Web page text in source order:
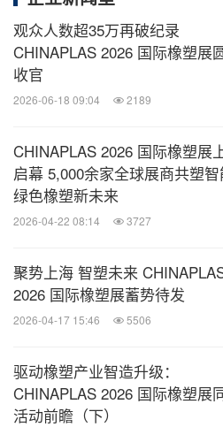
“CHINAPLAS 2024 国际
观众人数超35万再破纪录
CHINAPLAS 2026 国际橡塑展
收官
2026-06-18 09:04 2189
CHINAPLAS 2026 国际橡塑展
启幕 5,000余家全球展商共塑
绿色橡塑新未来
2026-04-22 08:14 3727
聚势上海 智塑未来
2026 国际橡塑展蓄势待发
2026-04-17 15:46 5506
驱动橡塑产业智造升级：
CHINAPLAS 2026 国际橡塑展
活动前瞻（下）